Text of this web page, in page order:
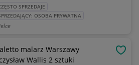
SPRZEDAJE
OSOBA PRYWATNA
malarz Warszawy
Wallis 2 sztuki